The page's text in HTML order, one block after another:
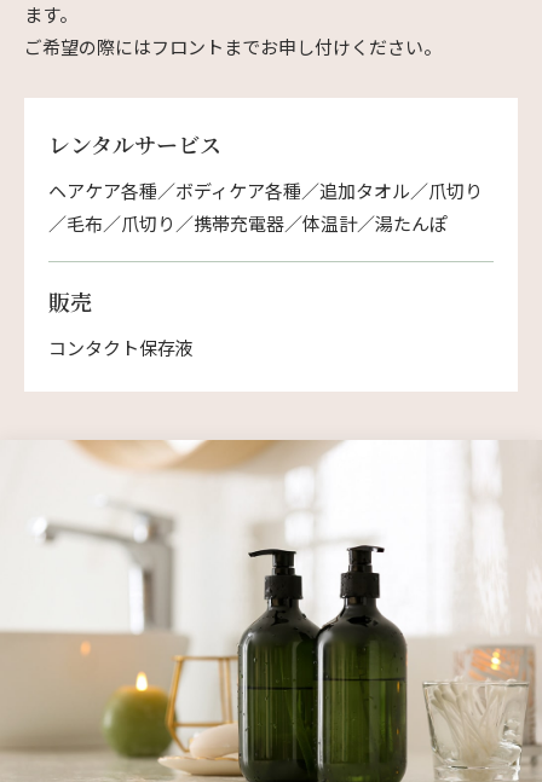
ます。
ご希望の際にはフロントまでお申し付けください。
レンタルサービス
ヘアケア各種／ボディケア各種／追加タオル／爪切り
／毛布／爪切り／携帯充電器／体温計／湯たんぽ
販売
コンタクト保存液